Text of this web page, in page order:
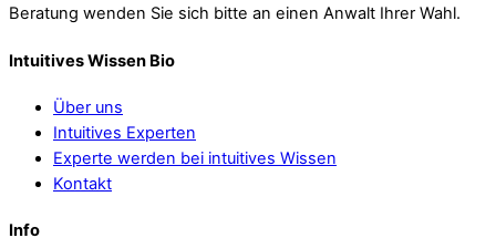
Beratung wenden Sie sich bitte an einen Anwalt Ihrer Wahl.
Intuitives Wissen Bio
Über uns
Intuitives Experten
Experte werden bei intuitives Wissen
Kontakt
Info